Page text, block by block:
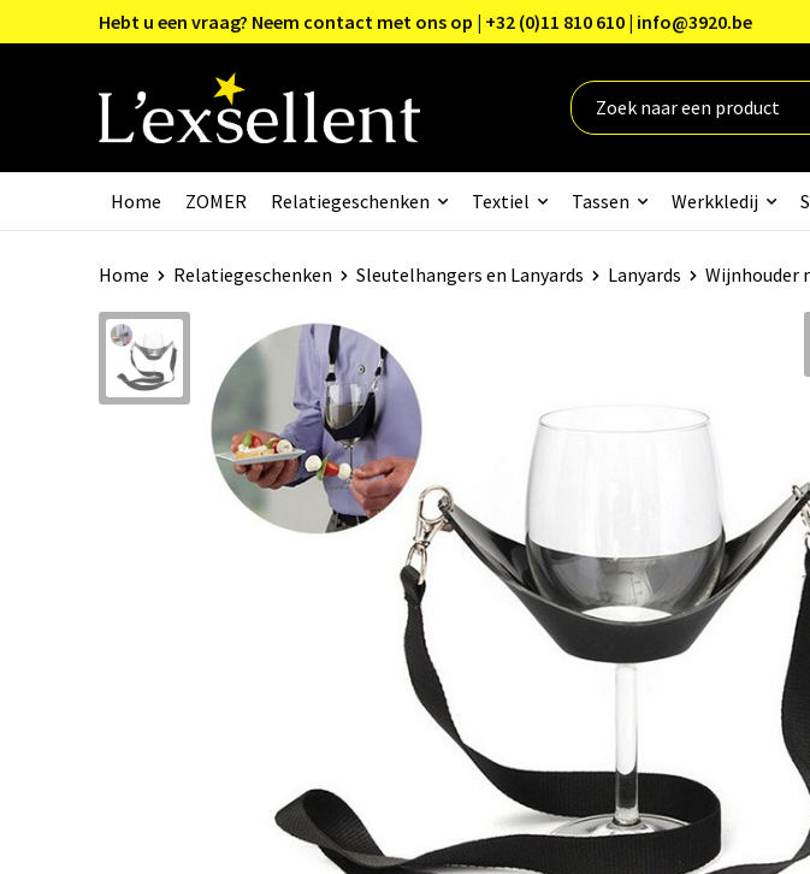
Hebt u een vraag? Neem contact met ons op | +32 (0)11 810 610 | info@3920.be
Home ZOMER Relatiegeschenken Textiel Tassen Werkkledij
Home Relatiegeschenken Sleutelhangers en Lanyards Lanyards Wijnhouder